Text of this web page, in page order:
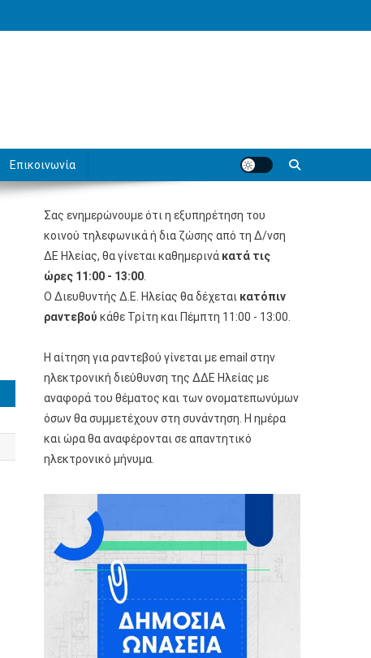
Επικοινωνία
Σας ενημερώνουμε ότι η εξυπηρέτηση του
κοινού τηλεφωνικά ή δια ζώσης από τη Δ/νση
ΔΕ Ηλείας, θα γίνεται καθημερινά κατά τις
ώρες 11:00 - 13:00
Ο Διευθυντής Δ.Ε. Ηλείας θα δέχεται κατόπιν
ραντεβού κάθε Τρίτη και Πέμπτη 11:00 - 13:00.
Η αίτηση για ραντεβού γίνεται με email στην
ηλεκτρονική διεύθυνση της ΔΔΕ Ηλείας με
αναφορά του θέματος και των ονοματεπωνύμων
όσων θα συμμετέχουν στη συνάντηση. Η ημέρα
και ώρα θα αναφέρονται σε απαντητικό
ηλεκτρονικό μήνυμα.